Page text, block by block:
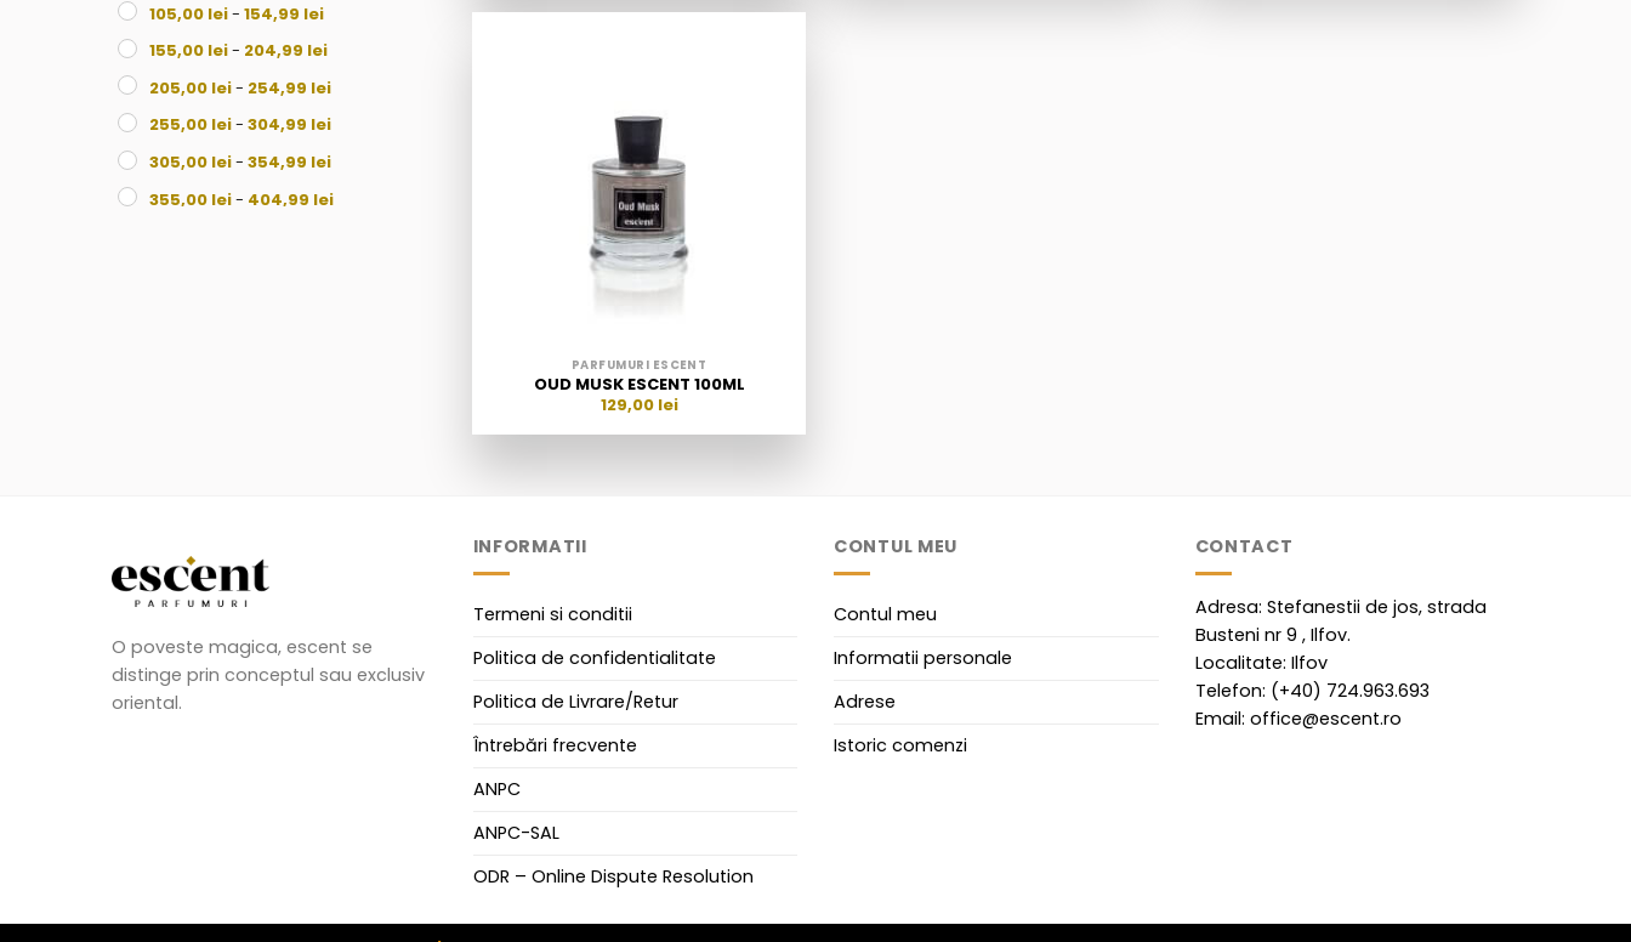
105,00 lei- 154,99 lei
155,00 lei- 204,99 lei
205,00 lei- 254,99 lei
255,00 lei- 304,99 lei
305,00 lei- 354,99 lei
355,00 lei- 404,99 lei
905,00lei-954,99
PARFUMURI ESCENT
OUD MUSK ESCENT 100ML
129,00 lei
O poveste magica, escent se
distinge prin conceptul sau exclusiv
oriental.
INFORMATII
Termeni si conditii
Politica de confidentialitate
Politica de Livrare/Retur
Întrebări frecvente
ANPC
ANPC-SAL
ODR – Online Dispute Resolution
CONTUL MEU
Contul meu
Informatii personale
Adrese
Istoric comenzi
CONTACT
Adresa: Stefanestii de jos, strada
Busteni nr 9 , Ilfov.
Localitate: Ilfov
Telefon: (+40) 724.963.693
Email: office@escent.ro